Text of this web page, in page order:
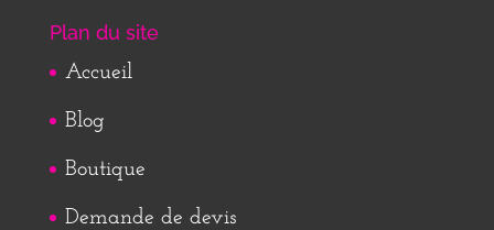
Plan du site
Accueil
Blog
Boutique
Demande de devis